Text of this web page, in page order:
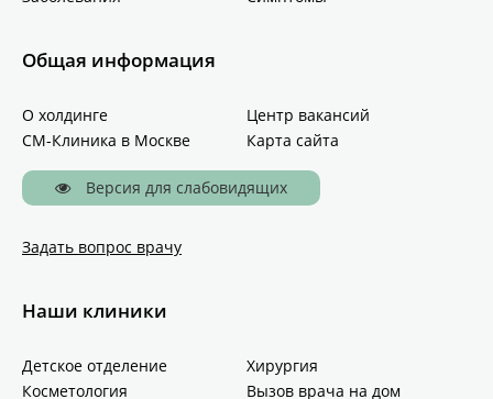
Общая информация
О холдинге
Центр вакансий
СМ-Клиника в Москве
Карта сайта
Версия для слабовидящих
Задать вопрос врачу
Наши клиники
Детское отделение
Хирургия
Косметология
Вызов врача на дом